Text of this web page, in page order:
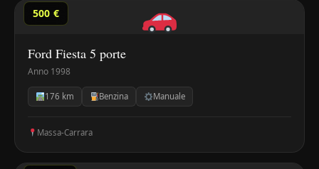
500 €
Ford Fiesta 5 porte
Anno 1998
176 km Benzina Manuale
Massa-Carrara